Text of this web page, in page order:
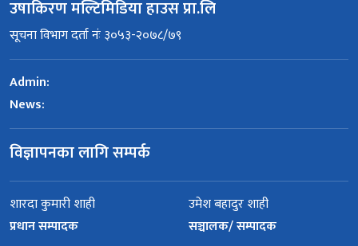
उषाकिरण मल्टिमिडिया हाउस प्रा.लि
सूचना विभाग दर्ता नंः ३०५३-२०७८/७९
Admin:
News:
विज्ञापनका लागि सम्पर्क
शारदा कुमारी शाही
प्रधान सम्पादक
उमेश बहादुर शाही
सञ्चालक/ सम्पादक